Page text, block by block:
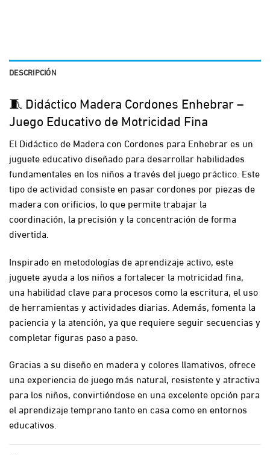
DESCRIPCIÓN
🧵 Didáctico Madera Cordones Enhebrar –
Juego Educativo de Motricidad Fina
El Didáctico de Madera con Cordones para Enhebrar es un
juguete educativo diseñado para desarrollar habilidades
fundamentales en los niños a través del juego práctico. Este
tipo de actividad consiste en pasar cordones por piezas de
madera con orificios, lo que permite trabajar la
coordinación, la precisión y la concentración de forma
divertida.
Inspirado en metodologías de aprendizaje activo, este
juguete ayuda a los niños a fortalecer la motricidad fina,
una habilidad clave para procesos como la escritura, el uso
de herramientas y actividades diarias. Además, fomenta la
paciencia y la atención, ya que requiere seguir secuencias y
completar figuras paso a paso.
Gracias a su diseño en madera y colores llamativos, ofrece
una experiencia de juego más natural, resistente y atractiva
para los niños, convirtiéndose en una excelente opción para
el aprendizaje temprano tanto en casa como en entornos
educativos.